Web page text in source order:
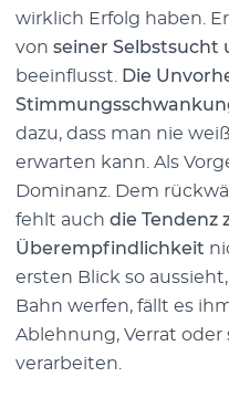
wirklich Erfolg haben.
von seiner Selbstsucht
beeinflusst.
Die
dazu, dass man nie
erwarten kann. Als
Dominanz. Dem
fehlt auch die Tendenz
Überempfindlichkeit
ersten Blick so
Bahn werfen, fällt es
Ablehnung, Verrat oder
verarbeiten.